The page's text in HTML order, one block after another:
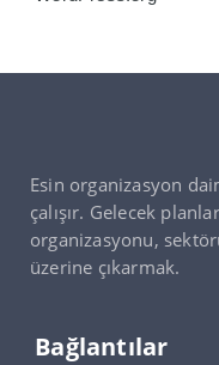
Esin organizasyon
çalışır. Gelecek
organizasyonu,
üzerine çıkarmak.
Bağlantılar